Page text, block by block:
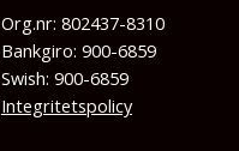
Org.nr: 802437-8310
Bankgiro: 900-6859
Swish: 900-6859
Integritetspolicy